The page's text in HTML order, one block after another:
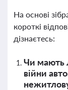
На основі
короткі
дізнаєтесь:
Чи мають
війни